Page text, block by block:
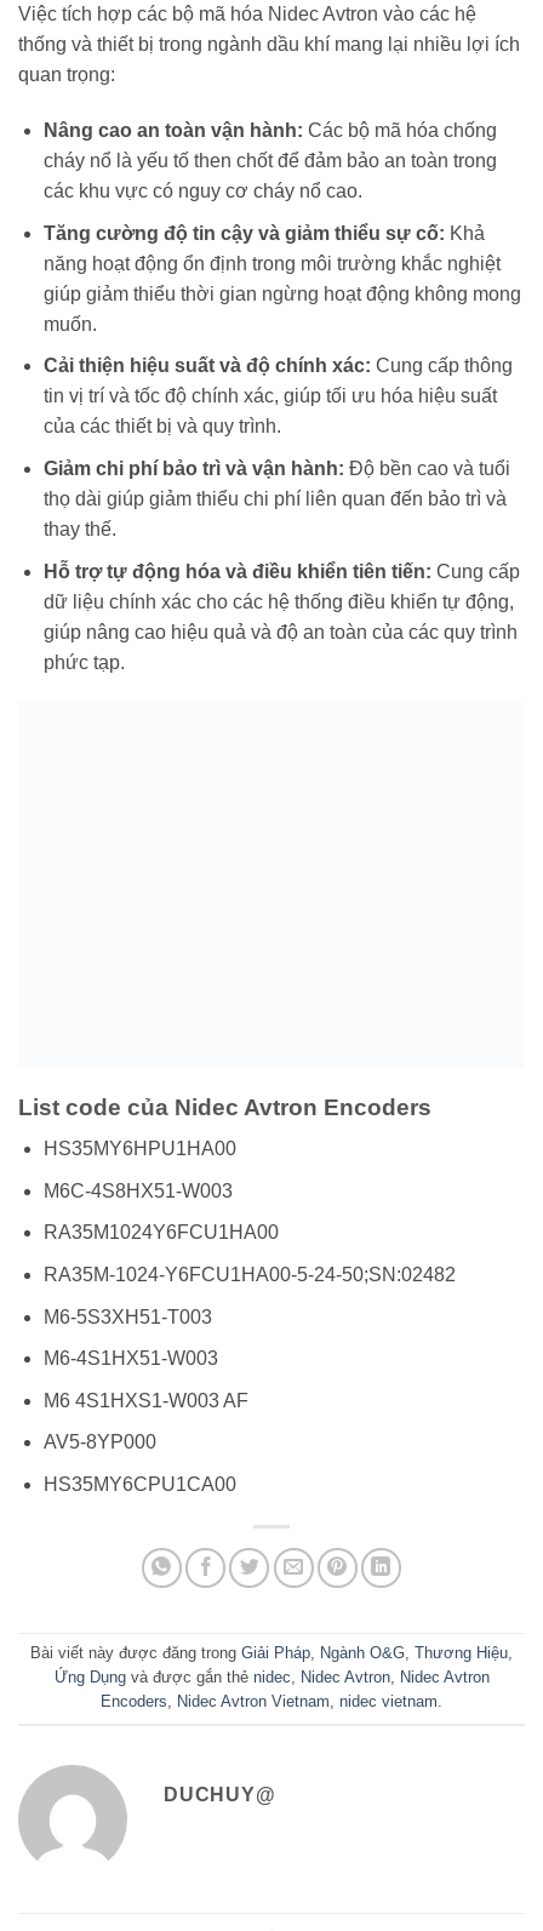
Việc tích hợp các bộ mã hóa Nidec Avtron vào các hệ
thống và thiết bị trong ngành dầu khí mang lại nhiều lợi ích
quan trọng:
Nâng cao an toàn vận hành: Các bộ mã hóa chống
cháy nổ là yếu tố then chốt để đảm bảo an toàn trong
các khu vực có nguy cơ cháy nổ cao.
Tăng cường độ tin cậy và giảm thiểu sự cố: Khả
năng hoạt động ổn định trong môi trường khắc nghiệt
giúp giảm thiểu thời gian ngừng hoạt động không mong
muốn.
Cải thiện hiệu suất và độ chính xác: Cung cấp thông
tin vị trí và tốc độ chính xác, giúp tối ưu hóa hiệu suất
của các thiết bị và quy trình.
Giảm chi phí bảo trì và vận hành: Độ bền cao và tuổi
thọ dài giúp giảm thiểu chi phí liên quan đến bảo trì và
thay thế.
Hỗ trợ tự động hóa và điều khiển tiên tiến: Cung cấp
dữ liệu chính xác cho các hệ thống điều khiển tự động,
giúp nâng cao hiệu quả và độ an toàn của các quy trình
phức tạp.
List code của Nidec Avtron Encoders
HS35MY6HPU1HA00
M6C-4S8HX51-W003
RA35M1024Y6FCU1HA00
RA35M-1024-Y6FCU1HA00-5-24-50;SN:02482
M6-5S3XH51-T003
M6-4S1HX51-W003
M6 4S1HXS1-W003 AF
AV5-8YP000
HS35MY6CPU1CA00
Bài viết này được đăng trong Giải Pháp, Ngành O&G, Thương Hiệu,
Ứng Dụngvà được gắn thẻ nidec, Nidec Avtron, Nidec Avtron
Encoders, Nidec Avtron Vietnam, nidec vietnam.
DUCHUY@